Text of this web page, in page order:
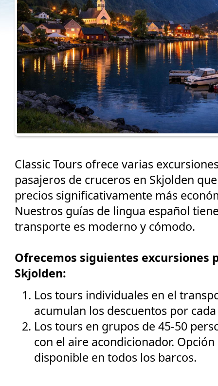
Classic Tours ofrece varias
pasajeros de cruceros en Skjolden
precios significativamente más
Nuestros guías de lingua español
transporte es moderno y cómodo.
Ofrecemos siguientes excursiones
Skjolden:
Los tours individuales en el
acumulan los descuentos por
Los tours en grupos de 45-50
con el aire acondicionador.
disponible en todos los barcos.